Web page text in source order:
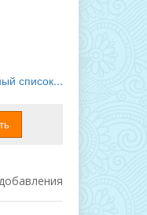
список...